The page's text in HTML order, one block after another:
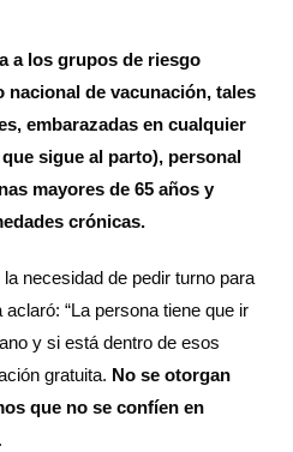
a los grupos de riesgo
de vacunación, tales
embarazadas en cualquier
sigue al parto), personal
mayores de 65 años y
crónicas.
necesidad de pedir turno para
“La persona tiene que ir
y si está dentro de esos
gratuita. No se otorgan
que no se confíen en